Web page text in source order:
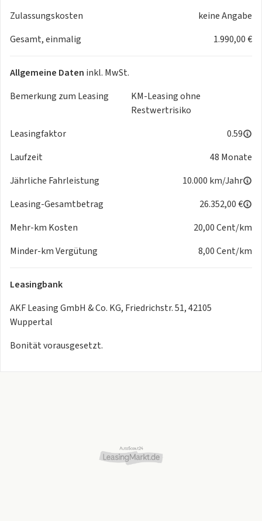
Sitzbezüge Fahrerhaus wie Wohnraum,
Lyseo TD 684 Bürstner.
Zudem bestehend aus: Lederlenkrad Fiat, ESP mit Traction+
Fiat, Leichtmetallfelgen Fiat 16 Zoll Light, Scheinwerfer mit
schwarzem Rahmen, Kühlergrill glänzend schwarz mit
Chromstreifen (Entfall Logo), HL Paket Lyseo TD Fiat Light
Marken Frankia, Yucon, Joa Camp, Bürstner, Sunlight und
umfangreiches Know-how auf allen Gebieten, egal ob
Verkauf, Leasing, Finanzierung, Zubehör oder Auf- und
Umbauten. Wir finden garantiert eine passende Lösung für
Sie.
Zulassungskosten
keine Angabe
Gesamt, einmalig
1.990,00 €
Allgemeine Daten inkl. MwSt.
Bemerkung zum Leasing
KM-Leasing ohne
Restwertrisiko
Leasingfaktor
0.59
Laufzeit
48 Monate
Jährliche Fahrleistung
10.000 km/Jahr
Leasing-Gesamtbetrag
26.352,00 €
Mehr-km Kosten
20,00 Cent/km
Minder-km Vergütung
8,00 Cent/km
Leasingbank
AKF Leasing GmbH & Co. KG, Friedrichstr. 51, 42105
Wuppertal
Bonität vorausgesetzt.